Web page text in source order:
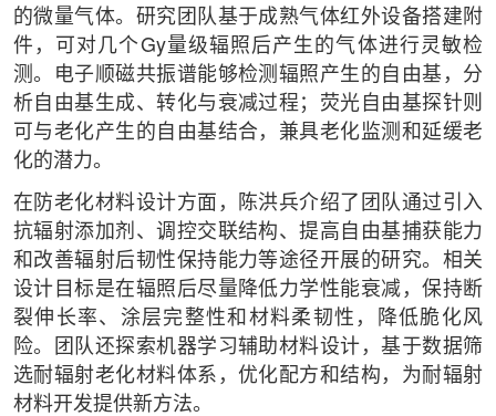
的微量气体。研究团队基于成熟气体红外设备搭建附
件，可对几个Gy量级辐照后产生的气体进行灵敏检
测。电子顺磁共振谱能够检测辐照产生的自由基，分
析自由基生成、转化与衰减过程；荧光自由基探针则
可与老化产生的自由基结合，兼具老化监测和延缓老
化的潜力。
在防老化材料设计方面，陈洪兵介绍了团队通过引入
抗辐射添加剂、调控交联结构、提高自由基捕获能力
和改善辐射后韧性保持能力等途径开展的研究。相关
设计目标是在辐照后尽量降低力学性能衰减，保持断
裂伸长率、涂层完整性和材料柔韧性，降低脆化风
险。团队还探索机器学习辅助材料设计，基于数据筛
选耐辐射老化材料体系，优化配方和结构，为耐辐射
材料开发提供新方法。